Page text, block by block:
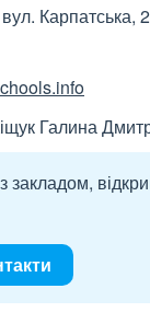
вул. Карпатська,
Галина
закладом,